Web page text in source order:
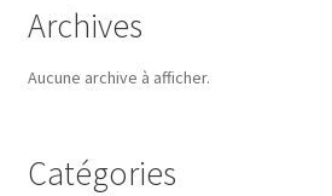
Archives
Aucune archive à afficher.
Catégories